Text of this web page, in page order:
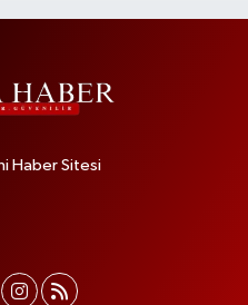
Haber Sitesi